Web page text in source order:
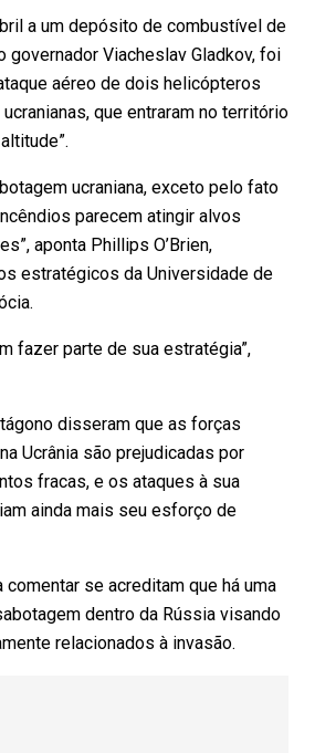
a um depósito de combustível de
governador Viacheslav Gladkov, foi
aéreo de dois helicópteros
que entraram no território
ucraniana, exceto pelo fato
parecem atingir alvos
aponta Phillips O’Brien,
estratégicos da Universidade de
fazer parte de sua estratégia”,
disseram que as forças
Ucrânia são prejudicadas por
fracas, e os ataques à sua
ainda mais seu esforço de
comentar se acreditam que há uma
dentro da Rússia visando
relacionados à invasão.